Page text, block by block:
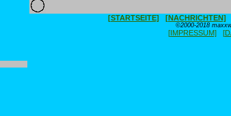
[STARTSEITE] [NACHRICHTEN]
©2000-2018
[IMPRESSUM]